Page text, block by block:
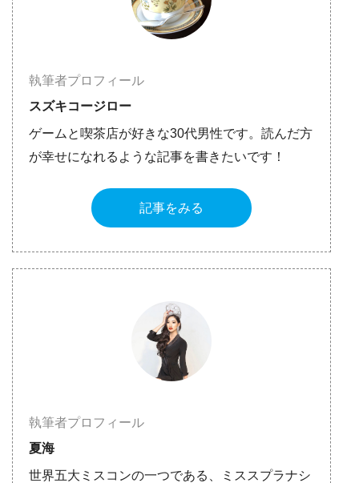
執筆者プロフィール
スズキコージロー
ゲームと喫茶店が好きな30代男性です。読んだ方
が幸せになれるような記事を書きたいです！
記事をみる
執筆者プロフィール
夏海
世界五大ミスコンの一つである、ミススプラナシ